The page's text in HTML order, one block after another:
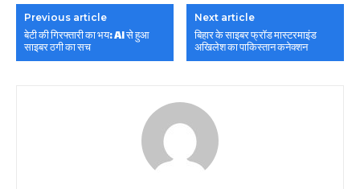
Previous article
बेटी की गिरफ्तारी का भय: AI से हुआ
साइबर ठगी का सच
Next article
बिहार के साइबर फ्रॉड मास्टरमाइंड
अखिलेश का पाकिस्तान कनेक्शन